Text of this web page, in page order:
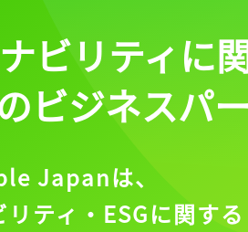
ビリティに
ビジネスパ
Japanは、
ティ・ESGに関する